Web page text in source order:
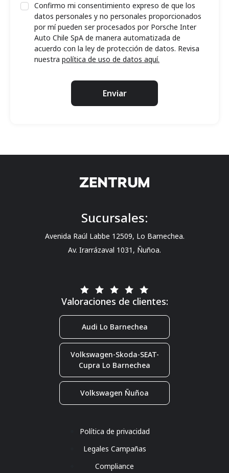
Confirmo mi consentimiento expreso de que los
datos personales y no personales proporcionados
por mí pueden ser procesados por Porsche Inter
Auto Chile SpA de manera automatizada de
acuerdo con la ley de protección de datos. Revisa
nuestra política de uso de datos aquí.
Enviar
Valoraciones de clientes:
Audi Lo Barnechea
Volkswagen-Skoda-SEAT-
Cupra Lo Barnechea
Volkswagen Ñuñoa
Sucursales:
Avenida Raúl Labbe 12509, Lo Barnechea.
Av. Irarrázaval 1031, Ñuñoa.
Política de privacidad
Legales Campañas
Compliance